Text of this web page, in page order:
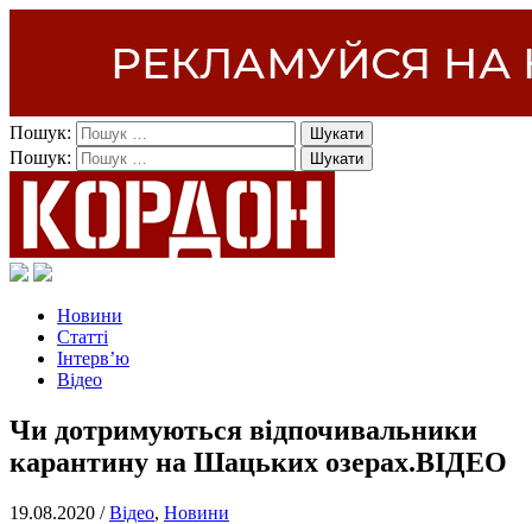
Пошук:
Пошук:
Новини
Статті
Інтерв’ю
Відео
Чи дотримуються відпочивальники
карантину на Шацьких озерах.ВІДЕО
19.08.2020 /Відео, Новини